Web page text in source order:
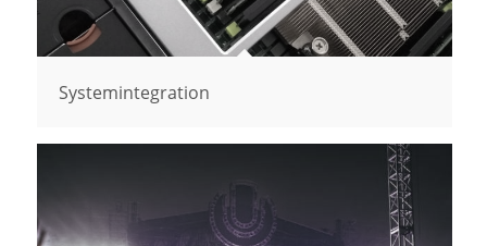
Systemintegration